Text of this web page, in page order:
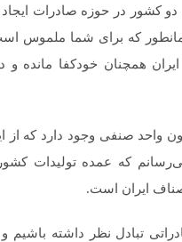
کشور در حوزه صادرات ایجاد
همانطور که برای شما ملموس
همچنان خودکفا مانده و
که عمده تولیدات
ایران است.
تبادل نظر داشته باشیم